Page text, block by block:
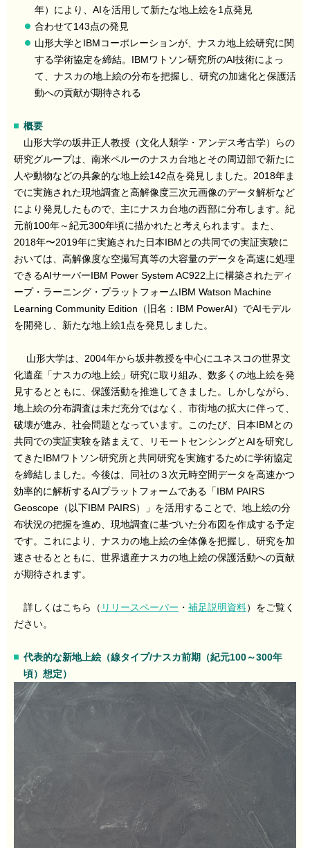
年）により、AIを活用して新たな地上絵を1点発見
合わせて143点の発見
山形大学とIBMコーポレーションが、ナスカ地上絵研究に関
する学術協定を締結。IBMワトソン研究所のAI技術によっ
て、ナスカの地上絵の分布を把握し、研究の加速化と保護活
動への貢献が期待される
概要
山形大学の坂井正人教授（文化人類学・アンデス考古学）らの
研究グループは、南米ペルーのナスカ台地とその周辺部で新たに
人や動物などの具象的な地上絵142点を発見しました。2018年ま
でに実施された現地調査と高解像度三次元画像のデータ解析など
により発見したもので、主にナスカ台地の西部に分布します。紀
元前100年～紀元300年頃に描かれたと考えられます。また、
2018年〜2019年に実施された日本IBMとの共同での実証実験に
おいては、高解像度な空撮写真等の大容量のデータを高速に処理
できるAIサーバーIBM Power System AC922上に構築されたディ
ープ・ラーニング・プラットフォームIBM Watson Machine
Learning Community Edition（旧名：IBM PowerAI）でAIモデル
を開発し、新たな地上絵1点を発見しました。
山形大学は、2004年から坂井教授を中心にユネスコの世界文
化遺産「ナスカの地上絵」研究に取り組み、数多くの地上絵を発
見するとともに、保護活動を推進してきました。しかしながら、
地上絵の分布調査は未だ充分ではなく、市街地の拡大に伴って、
破壊が進み、社会問題となっています。このたび、日本IBMとの
共同での実証実験を踏まえて、リモートセンシングとAIを研究し
てきたIBMワトソン研究所と共同研究を実施するために学術協定
を締結しました。今後は、同社の３次元時空間データを高速かつ
効率的に解析するAIプラットフォームである「IBM PAIRS
Geoscope（以下IBM PAIRS）」を活用することで、地上絵の分
布状況の把握を進め、現地調査に基づいた分布図を作成する予定
です。これにより、ナスカの地上絵の全体像を把握し、研究を加
速させるとともに、世界遺産ナスカの地上絵の保護活動への貢献
が期待されます。
詳しくはこちら（ リリースペーパー ・ 補足説明資料）をご覧く
ださい。
代表的な新地上絵（線タイプ/ナスカ前期（紀元100～300年
頃）想定）